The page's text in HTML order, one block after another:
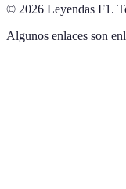
© 2026 Leyendas F1 .
Algunos enlaces son